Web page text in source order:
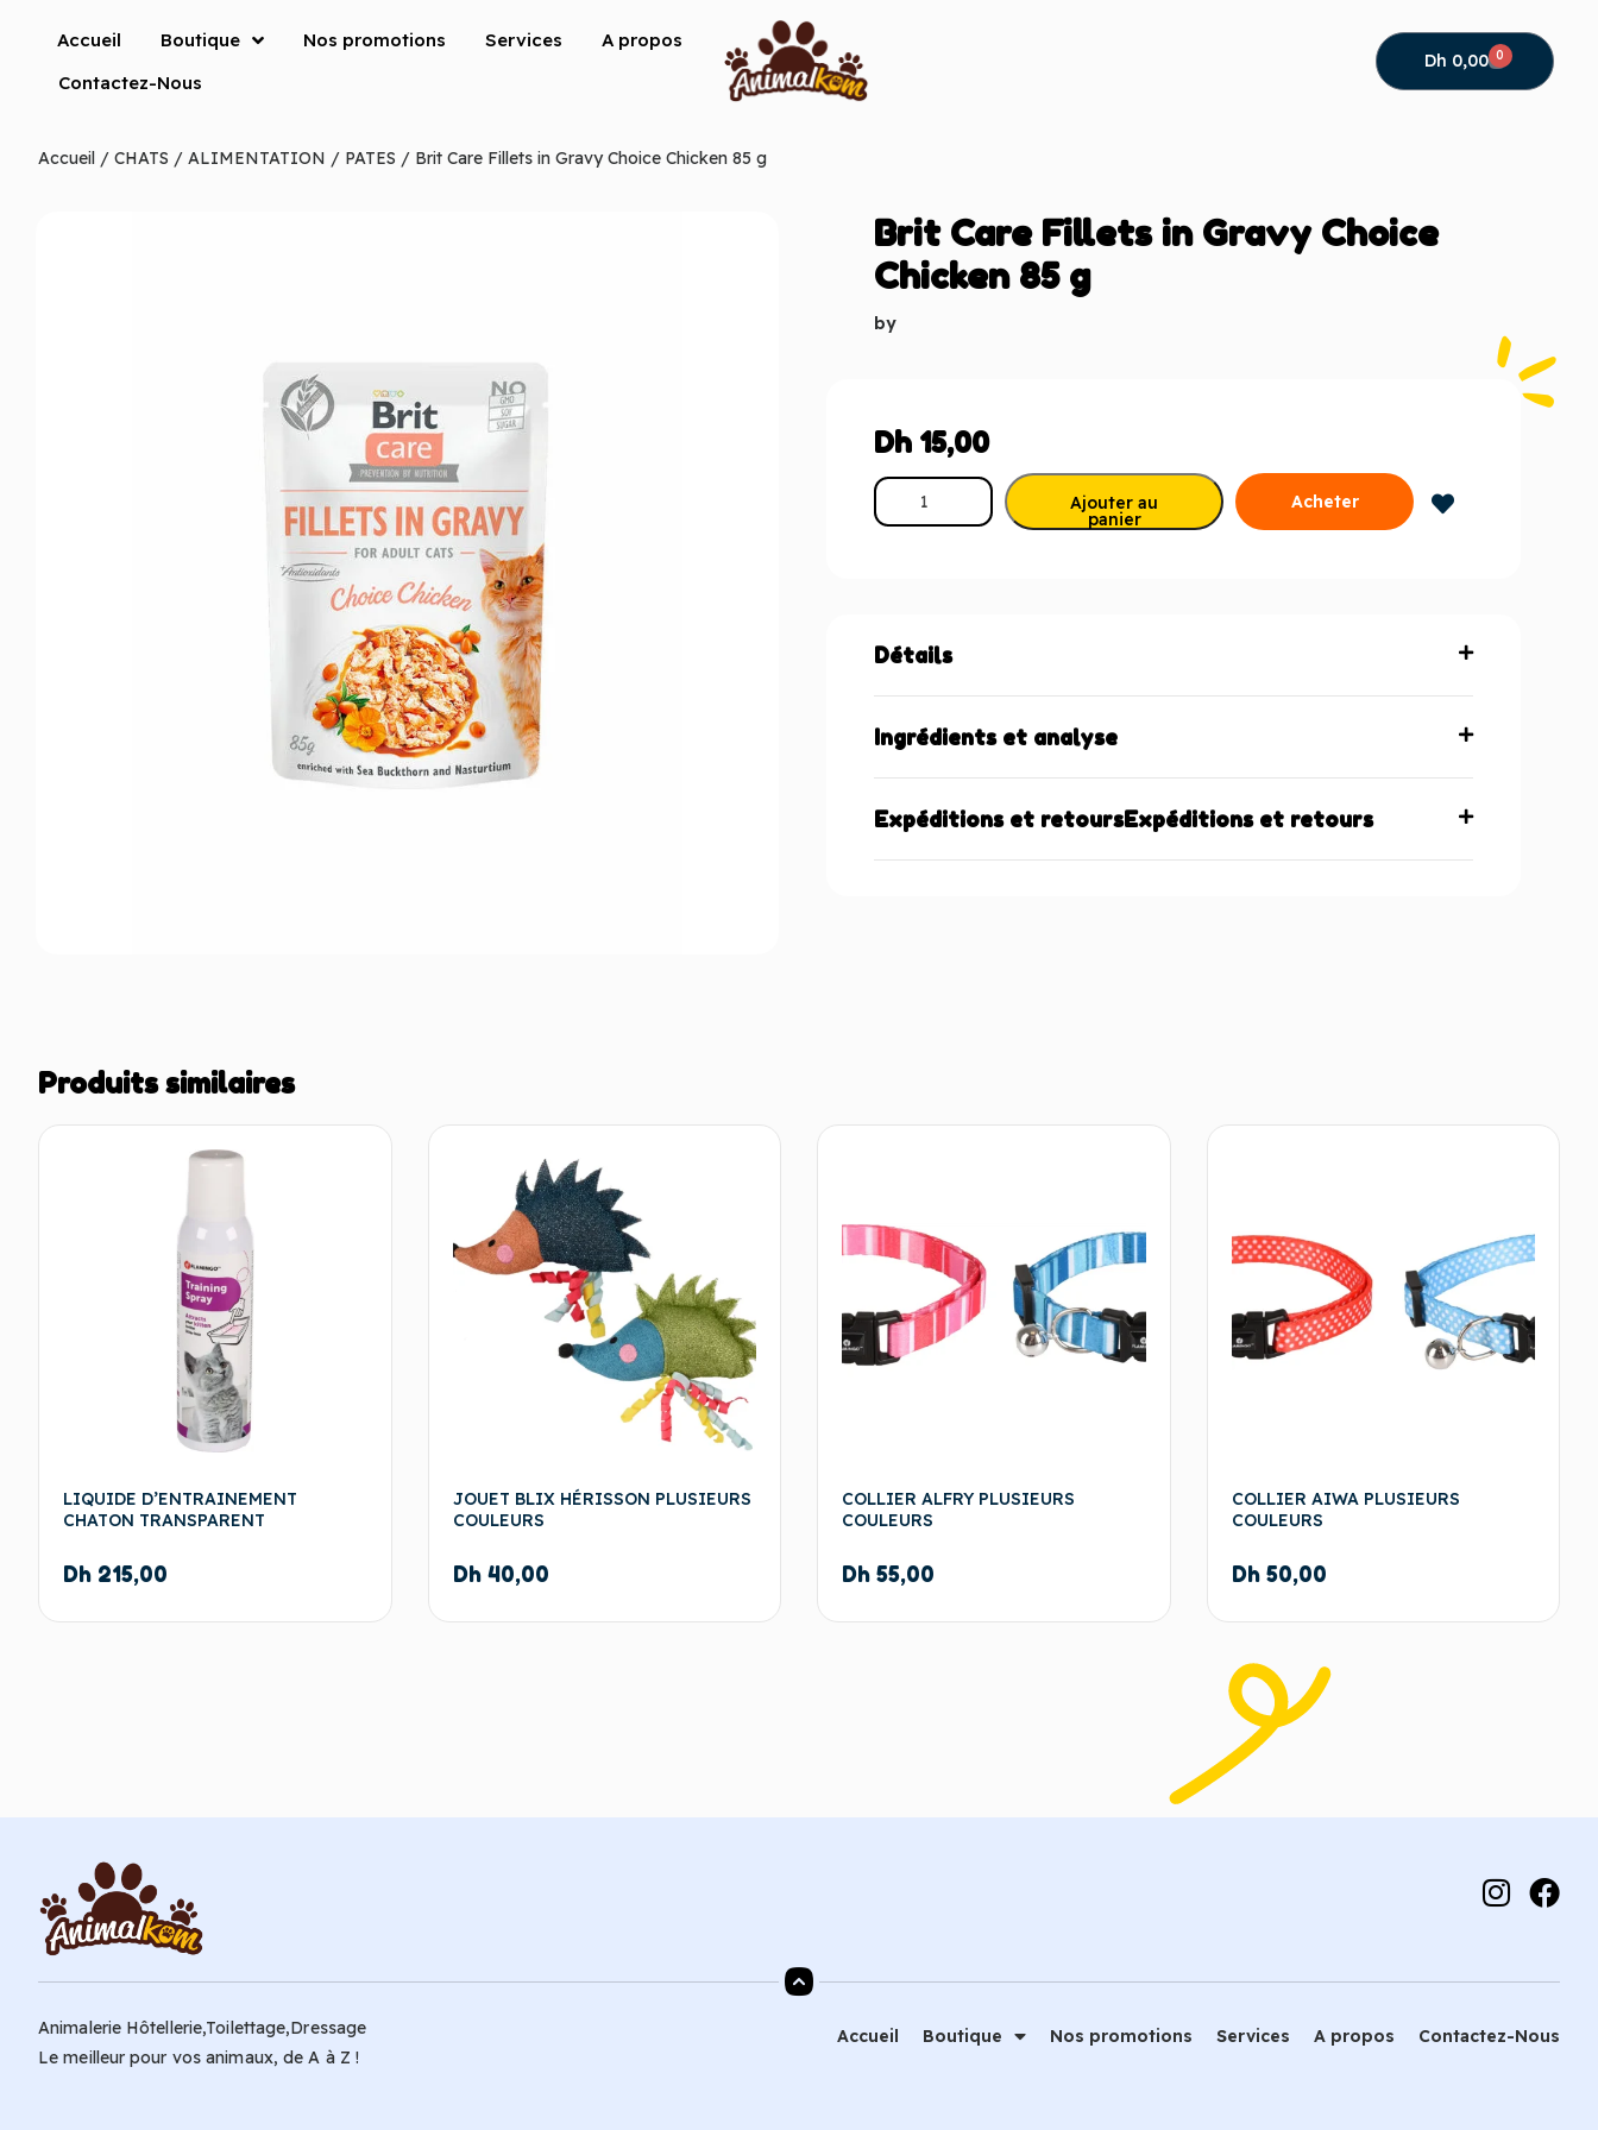
Accueil Boutique Nos promotions Services
A propos
Contactez-Nous
Dh 0,00 0
Accueil / CHATS / ALIMENTATION / PATES / Brit Care Fillets in Gravy Choice Chicken 85 g
Brit Care Fillets in Gravy Choice
Chicken 85 g
by
Dh 15,00
Ajouter au
panier
Acheter
Détails
Ingrédients et analyse
Expéditions et retoursExpéditions et retours
Produits similaires
LIQUIDE D’ENTRAINEMENT
CHATON TRANSPARENT
Dh 215,00
JOUET BLIX HÉRISSON PLUSIEURS
COULEURS
Dh40,00
COLLIER ALFRY PLUSIEURS
COULEURS
Dh 55,00
COLLIER AIWA PLUSIEURS
COULEURS
Dh50,00
Animalerie Hôtellerie,Toilettage,Dressage
Le meilleur pour vos animaux, de A à Z !
Accueil Boutique Nos promotions Services A propos Contactez-Nous